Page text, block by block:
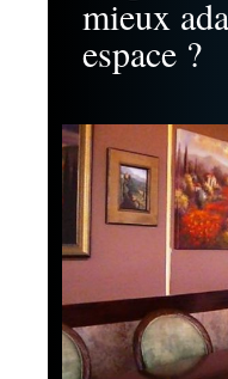
mieux
espace ?